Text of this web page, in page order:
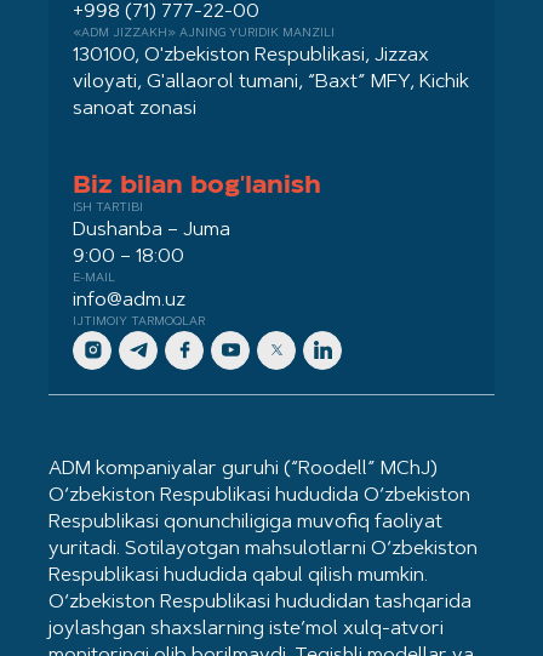
+998 (71) 777-22-00
«ADM JIZZAKH» AJNING YURIDIK MANZILI
130100, O'zbekiston Respublikasi, Jizzax
viloyati, G'allaorol tumani, “Baxt” MFY, Kichik
sanoat zonasi
Biz bilan bog'lanish
ISH TARTIBI
Dushanba – Juma
9:00 – 18:00
E-MAIL
info@adm.uz
IJTIMOIY TARMOQLAR
ADM kompaniyalar guruhi (“Roodell” MChJ)
O‘zbekiston Respublikasi hududida O‘zbekiston
Respublikasi qonunchiligiga muvofiq faoliyat
yuritadi. Sotilayotgan mahsulotlarni O‘zbekiston
Respublikasi hududida qabul qilish mumkin.
O‘zbekiston Respublikasi hududidan tashqarida
joylashgan shaxslarning iste’mol xulq-atvori